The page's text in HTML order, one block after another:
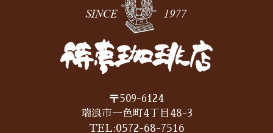
〒509-6124
瑞浪市一色町4丁目48-3
TEL:0572-68-7516